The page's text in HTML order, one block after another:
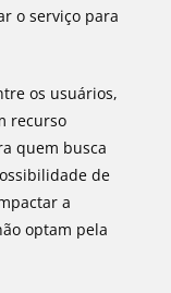
o serviço para
os usuários,
recurso
quem busca
de
a
optam pela